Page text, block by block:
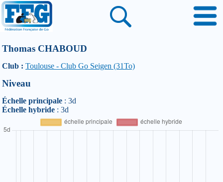
Thomas CHABOUD
Club : Toulouse - Club Go Seigen (31To)
Niveau
Échelle principale : 3d
Échelle hybride : 3d